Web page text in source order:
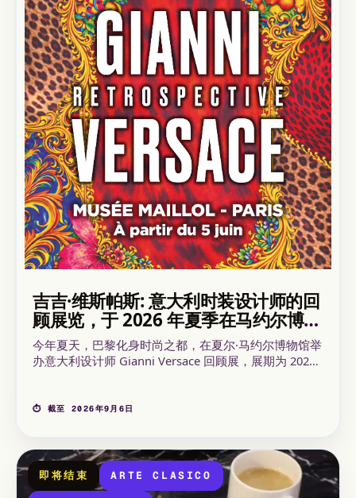
吉吉·维斯帕斯: 意大利时装设计师的回
顾展览，于 2026 年夏季在马约尔博物
馆展出
今年夏天，巴黎化身时尚之都，在夏尔·马约尔博物馆举
办意大利设计师 Gianni Versace 回顾展，展期为 2026
一场充满色彩与奢华的盛宴，正如那位传奇人物本人一
⏱ 截至 2026年9月6日
即将结束 ARTE CLASICO